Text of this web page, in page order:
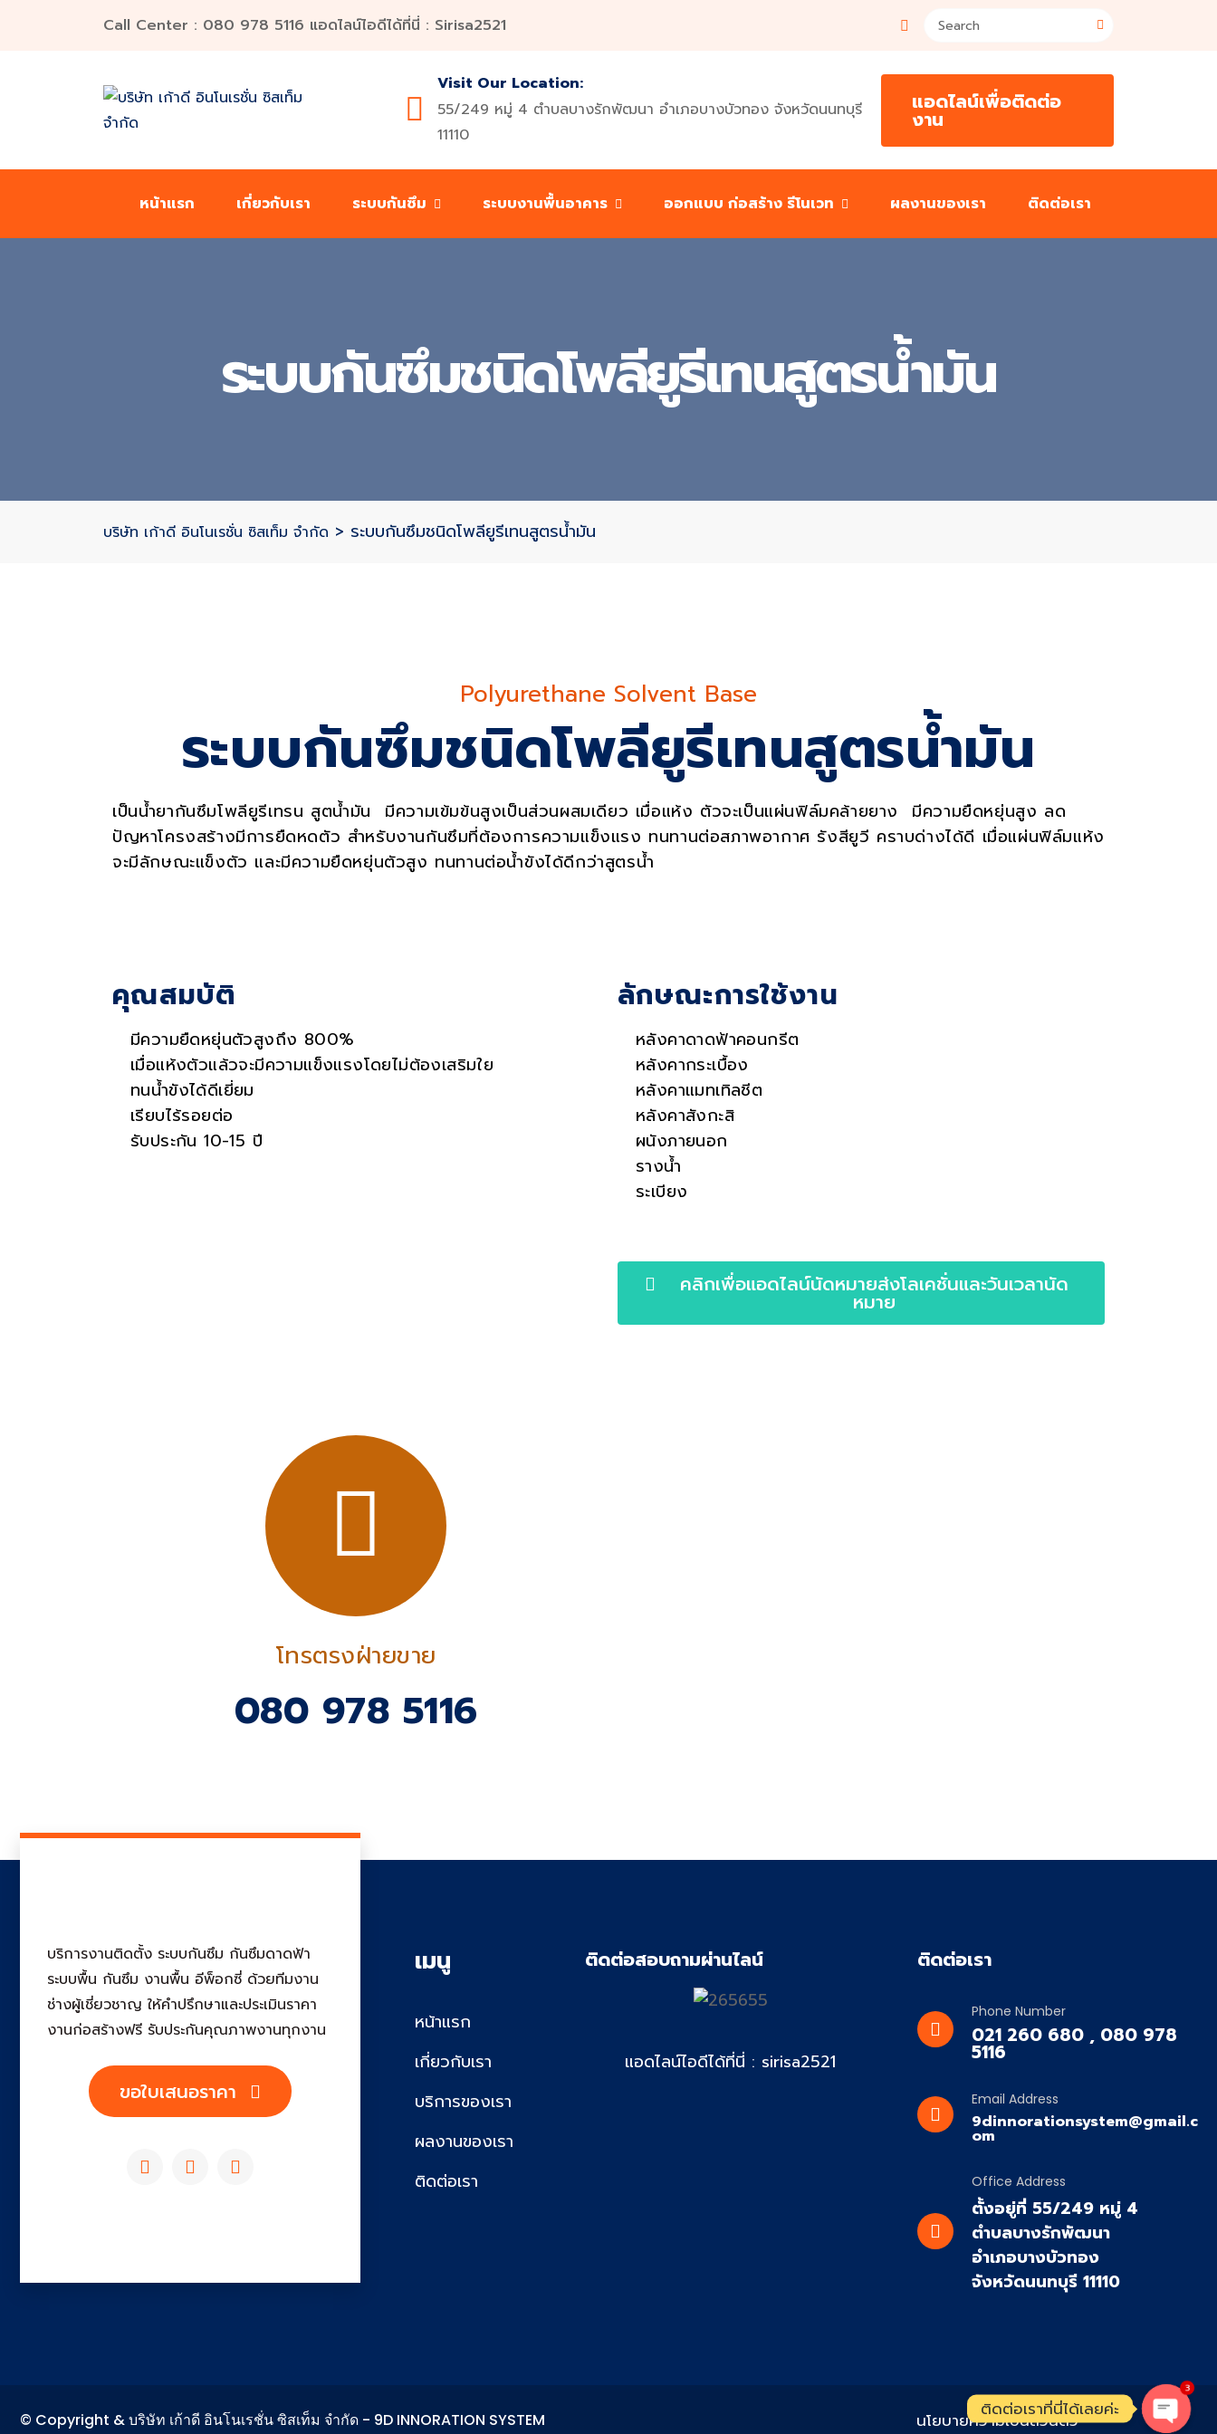
Call Center : 080 978 5116 แอดไลน์ไอดีได้ที่นี่ : Sirisa2521
Visit Our Location:
55/249 หมู่ 4 ตำบลบางรักพัฒนา อำเภอบางบัวทอง จังหวัดนนทบุรี
11110
แอดไลน์เพื่อติดต่อ
งาน
หน้าแรก เกี่ยวกับเรา ระบบกันซึม ระบบงานพื้นอาคาร ออกแบบ ก่อสร้าง รีโนเวท ผลงานของเรา ติดต่อเรา
ระบบกันซึมชนิดโพลียูรีเทนสูตรน้ำมัน
บริษัท เก้าดี อินโนเรชั่น ซิสเท็ม จำกัด > ระบบกันซึมชนิดโพลียูรีเทนสูตรน้ำมัน
Services
Polyurethane Solvent Base
ระบบกันซึมชนิดโพลียูรีเทนสูตรน้ำมัน
เป็นน้ำยากันซึมโพลียูรีเทรน สูตน้ำมัน มีความเข้มข้นสูงเป็นส่วนผสมเดียว เมื่อแห้ง ตัวจะเป็นแผ่นฟิล์มคล้ายยาง มีความยืดหยุ่นสูง ลด
ปัญหาโครงสร้างมีการยืดหดตัว สำหรับงานกันซึมที่ต้องการความแข็งแรง ทนทานต่อสภาพอากาศ รังสียูวี คราบด่างได้ดี เมื่อแผ่นฟิล์มแห้ง
จะมีลักษณะแข็งตัว และมีความยืดหยุ่นตัวสูง ทนทานต่อน้ำขังได้ดีกว่าสูตรน้ำ
คุณสมบัติ
มีความยืดหยุ่นตัวสูงถึง 800%
เมื่อแห้งตัวแล้วจะมีความแข็งแรงโดยไม่ต้องเสริมใย
ทนน้ำขังได้ดีเยี่ยม
เรียบไร้รอยต่อ
รับประกัน 10-15 ปี
ลักษณะการใช้งาน
หลังคาดาดฟ้าคอนกรีต
หลังคากระเบื้อง
หลังคาแมทเทิลชีต
หลังคาสังกะสิ
ผนังภายนอก
รางน้ำ
ระเบียง
โทรตรงฝ่ายขาย
080 978 5116
คลิกเพื่อแอดไลน์นัดหมายส่งโลเคชั่นและวันเวลานัด
หมาย
บริการงานติดตั้ง ระบบกันซึม กันซึมดาดฟ้า
ระบบพื้น กันซึม งานพื้น อีพ็อกซี่ ด้วยทีมงาน
ช่างผู้เชี่ยวชาญ ให้คำปรึกษาและประเมินราคา
งานก่อสร้างฟรี รับประกันคุณภาพงานทุกงาน
ขอใบเสนอราคา
เมนู
หน้าแรก
เกี่ยวกับเรา
บริการของเรา
ผลงานของเรา
ติดต่อเรา
ติดต่อสอบถามผ่านไลน์
แอดไลน์ไอดีได้ที่นี่ : sirisa2521
ติดต่อเรา
Phone Number
021 260 680 , 080 978
5116
Email Address
9dinnorationsystem@gmail.c
om
Office Address
ตั้งอยู่ที่ 55/249 หมู่ 4
ตำบลบางรักพัฒนา
อำเภอบางบัวทอง
จังหวัดนนทบุรี 11110
© Copyright & บริษัท เก้าดี อินโนเรชั่น ซิสเท็ม จำกัด - 9D INNORATION SYSTEM นโยบายความเป็นส่วนตัว
ติดต่อเราที่นี่ได้เลยค่ะ
3